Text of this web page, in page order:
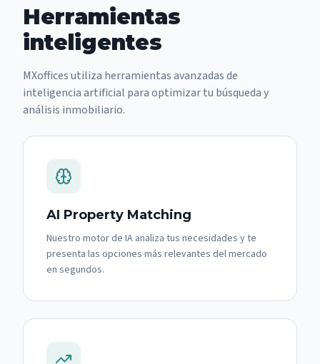
Herramientas
inteligentes
MXofficesutiliza herramientas avanzadas de
inteligencia artificial para optimizar tu búsqueda y
análisis inmobiliario.
AI Property Matching
Nuestro motor de IA analiza tus necesidades y te
presenta las opciones más relevantes del mercado
en segundos.